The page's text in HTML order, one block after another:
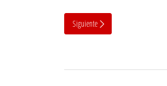
Siguiente